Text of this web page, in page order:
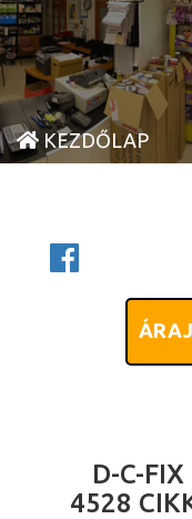
KEZDŐLAP
D-C-
4528